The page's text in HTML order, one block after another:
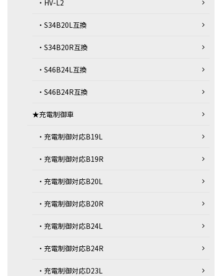
・HV-L2
・S34B20L互換
・S34B20R互換
・S46B24L互換
・S46B24R互換
★充電制御車
・充電制御対応B19L
・充電制御対応B19R
・充電制御対応B20L
・充電制御対応B20R
・充電制御対応B24L
・充電制御対応B24R
・充電制御対応D23L